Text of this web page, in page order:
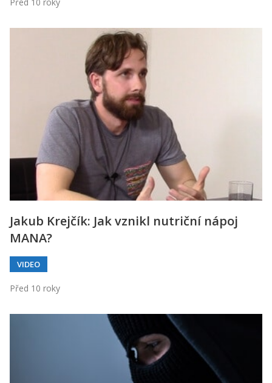
Jakub Krejčík: Jak vznikl nutriční nápoj
MANA?
VIDEO
Před 10 roky